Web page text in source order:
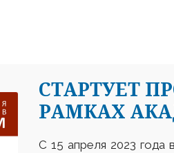
CТАРТУЕТ
РАМКАХ
С 15 апреля 2023 года